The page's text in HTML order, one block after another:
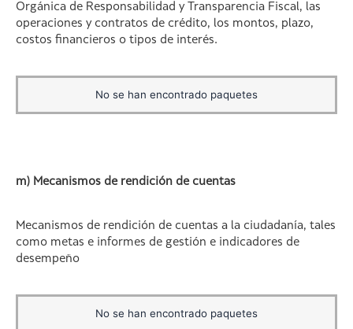
Orgánica de Responsabilidad y Transparencia Fiscal, las
operaciones y contratos de crédito, los montos, plazo,
costos financieros o tipos de interés.
No se han encontrado paquetes
m) Mecanismos de rendición de cuentas
Mecanismos de rendición de cuentas a la ciudadanía, tales
como metas e informes de gestión e indicadores de
desempeño
No se han encontrado paquetes